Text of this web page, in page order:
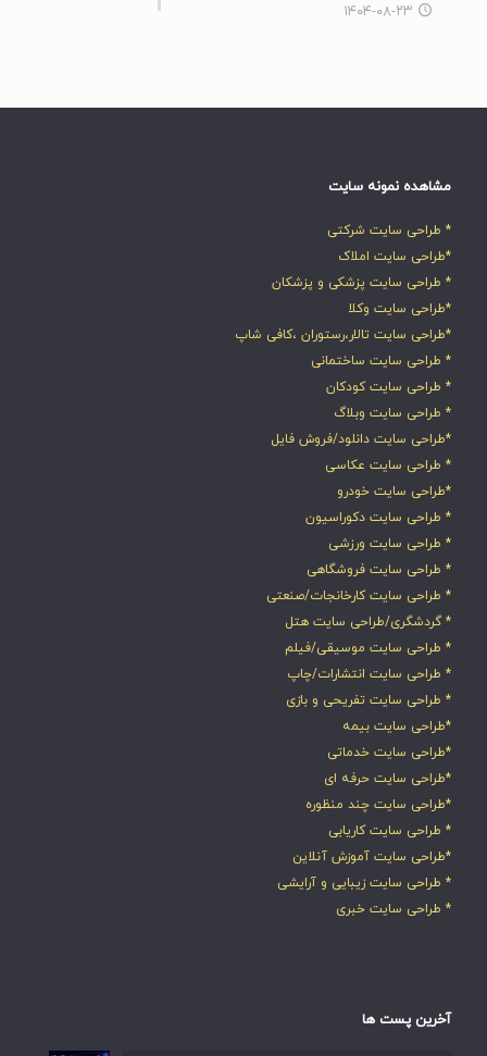
۱۴۰۴-۰۸-۲۳
مشاهده نمونه سایت
* طراحی سایت شرکتی
*طراحی سایت املاک
* طراحی سایت پزشکی و پزشکان
*طراحی سایت وکلا
*طراحی سایت تالار،رستوران ،کافی شاپ
* طراحی سایت ساختمانی
* طراحی سایت کودکان
* طراحی سایت وبلاگ
*طراحی سایت دانلود/فروش فایل
* طراحی سایت عکاسی
*طراحی سایت خودرو
* طراحی سایت دکوراسیون
* طراحی سایت ورزشی
* طراحی سایت فروشگاهی
* طراحی سایت کارخانجات/صنعتی
* گردشگری/طراحی سایت هتل
* طراحی سایت موسیقی/فیلم
* طراحی سایت انتشارات/چاپ
* طراحی سایت تفریحی و بازی
*طراحی سایت بیمه
*طراحی سایت خدماتی
*طراحی سایت حرفه ای
*طراحی سایت چند منظوره
* طراحی سایت کاریابی
*طراحی سایت آموزش آنلاین
* طراحی سایت زیبایی و آرایشی
* طراحی سایت خبری
آخرین پست ها